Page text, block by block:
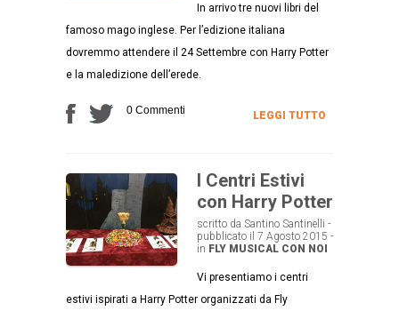
In arrivo tre nuovi libri del
famoso mago inglese. Per l’edizione italiana
dovremmo attendere il 24 Settembre con Harry Potter
e la maledizione dell’erede.
0 Commenti LEGGI TUTTO
I Centri Estivi
con Harry Potter
scritto da Santino Santinelli -
pubblicato il 7 Agosto 2015 -
in FLY MUSICAL CON NOI
Vi presentiamo i centri
estivi ispirati a Harry Potter organizzati da Fly